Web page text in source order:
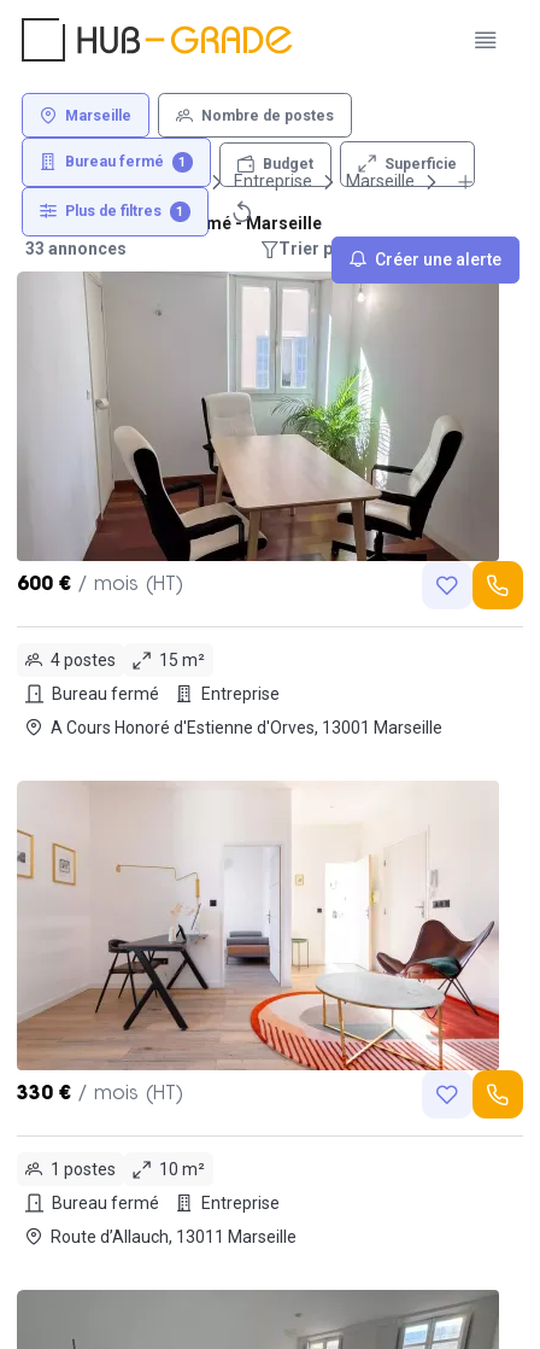
Marseille Nombre de postes
Bureau fermé 1 Budget Superficie
Plus de filtres 1
Créer une alerte
Entreprise Marseille
Location de bureau fermé - Marseille
33 annonces
Trier par : Recommandations
600 € / mois (HT)
4 postes
15 m²
Bureau fermé
Entreprise
A Cours Honoré d'Estienne d'Orves, 13001 Marseille
330 € / mois (HT)
1 postes
10 m²
Bureau fermé
Entreprise
Route d’Allauch, 13011 Marseille